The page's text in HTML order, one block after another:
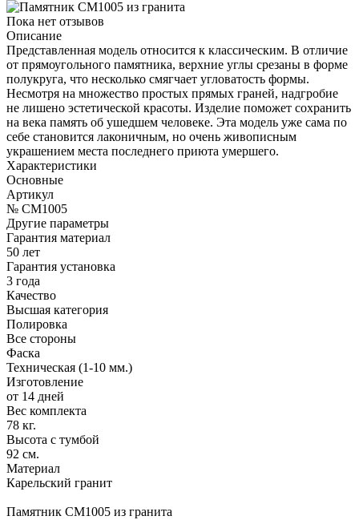
Пока нет отзывов
Описание
Представленная модель относится к классическим. В отличие
от прямоугольного памятника, верхние углы срезаны в форме
полукруга, что несколько смягчает угловатость формы.
Несмотря на множество простых прямых граней, надгробие
не лишено эстетической красоты. Изделие поможет сохранить
на века память об ушедшем человеке. Эта модель уже сама по
себе становится лаконичным, но очень живописным
украшением места последнего приюта умершего.
Характеристики
Основные
Артикул
№ CM1005
Другие параметры
Гарантия материал
50 лет
Гарантия установка
3 года
Качество
Высшая категория
Полировка
Все стороны
Фаска
Техническая (1-10 мм.)
Изготовление
от 14 дней
Вес комплекта
78 кг.
Высота с тумбой
92 см.
Материал
Карельский гранит
Памятник CM1005 из гранита